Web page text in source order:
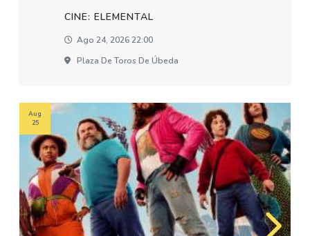
CINE: ELEMENTAL
Ago 24, 2026 22:00
Plaza De Toros De Úbeda
Aug
25